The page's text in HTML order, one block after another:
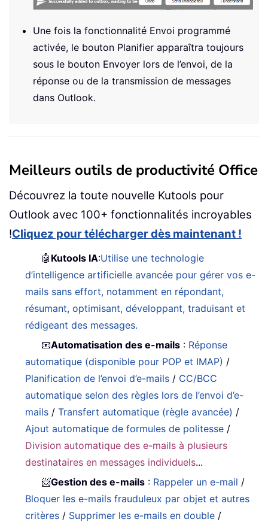
Une fois la fonctionnalité Envoi programmé
activée, le bouton Planifier apparaîtra toujours
sous le bouton Envoyer lors de l’envoi, de la
réponse ou de la transmission de messages
dans Outlook.
Meilleurs outils de productivité Office
Découvrez la toute nouvelle Kutools pour
Outlook avec 100+ fonctionnalités incroyables
!Cliquez pour télécharger dès maintenant !
🤖 Kutools IA:Utilise une technologie
d’intelligence artificielle avancée pour gérer vos e-
mails sans effort, notamment en répondant,
résumant, optimisant, développant, traduisant et
rédigeant des messages.
📧Automatisation des e-mails : Réponse
automatique (disponible pour POP et IMAP) /
Planification de l’envoi d’e-mails / CC/BCC
automatique selon des règles lors de l’envoi d’e-
mails /Transfert automatique (règle avancée) /
Ajout automatique de formules de politesse /
Division automatique des e-mails à plusieurs
destinataires en messages individuels...
📨Gestion des e-mails : Rappeler un e-mail /
Bloquer les e-mails frauduleux par objet et autres
critères / Supprimer les e-mails en double /